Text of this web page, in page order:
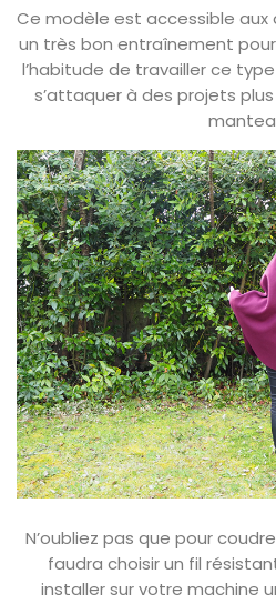
Ce modèle est accessible
un très bon entraînement
l’habitude de travailler ce
s’attaquer à des projets
N’oubliez pas que pour
faudra choisir un fil
installer sur votre machine